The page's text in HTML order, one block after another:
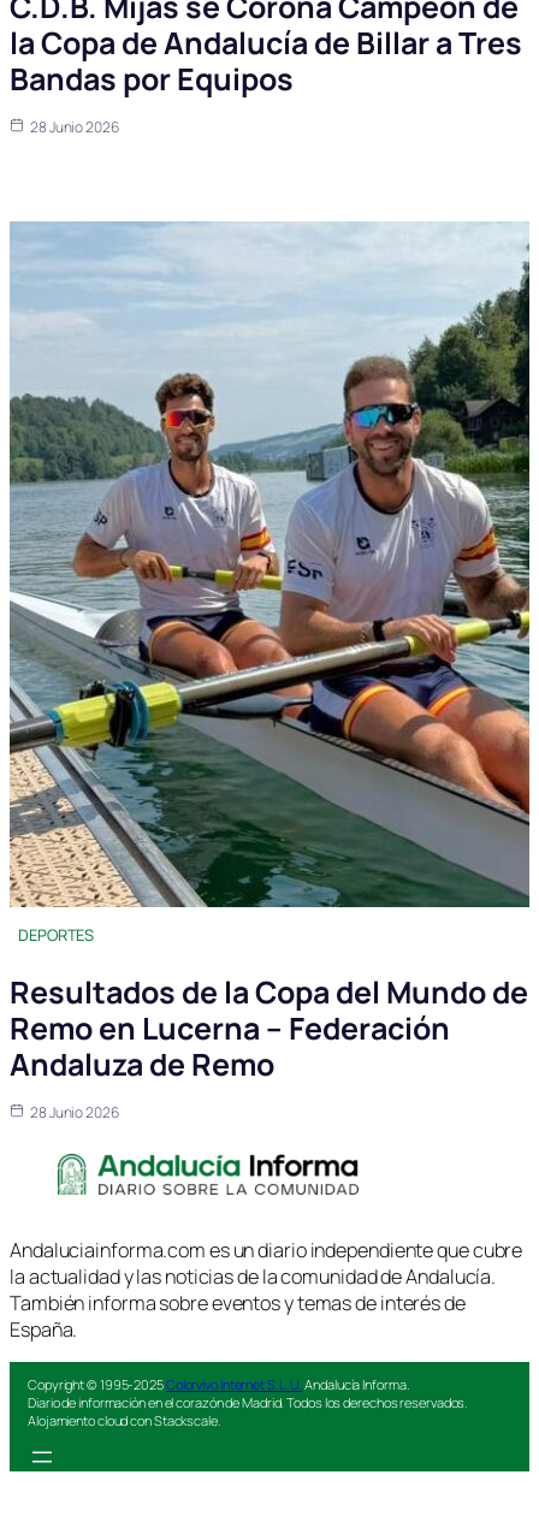
la Copa de Andalucía de Billar a Tres
Bandas por Equipos
28 Junio 2026
DEPORTES
Resultados de la Copa del Mundo de
Remo en Lucerna – Federación
Andaluza de Remo
28 Junio 2026
Andaluciainforma.com es un diario independiente que cubre
la actualidad y las noticias de la comunidad de Andalucía.
También informa sobre eventos y temas de interés de
España.
Copyright © 1995-2025Colorvivo Internet S.L.U. Andalucía Informa.
Diario de información en el corazón de Madrid. Todos los derechos reservados.
Alojamiento cloud con Stackscale.